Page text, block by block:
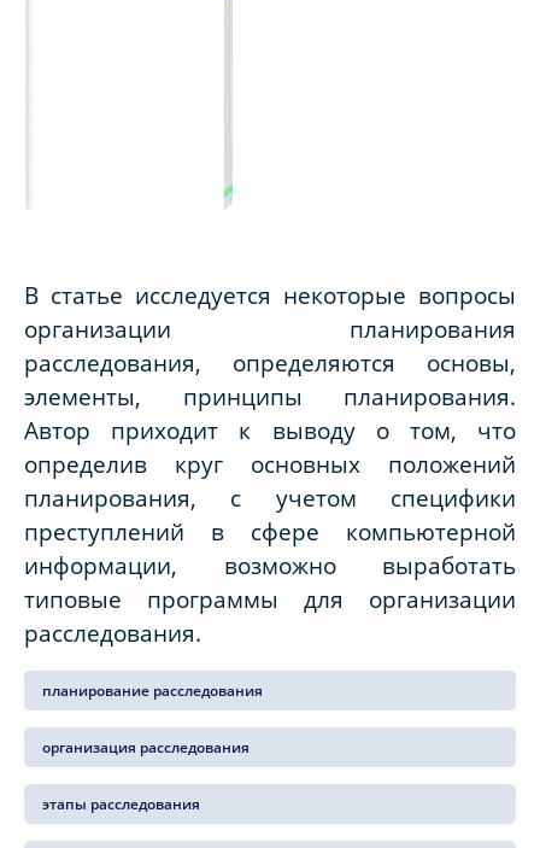
В статье исследуется некоторые вопросы
организации планирования
расследования, определяются основы,
элементы, принципы планирования.
Автор приходит к выводу о том, что
определив круг основных положений
планирования, с учетом специфики
преступлений в сфере компьютерной
информации, возможно выработать
типовые программы для организации
расследования.
планирование расследования
организация расследования
этапы расследования